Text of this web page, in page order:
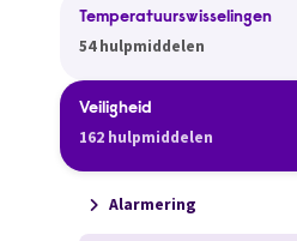
Temperatuurswisselingen
54 hulpmiddelen
Veiligheid
162 hulpmiddelen
Alarmering